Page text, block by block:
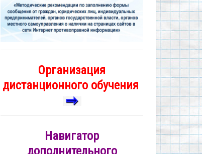
Организация
дистанционного обучения
Навигатор
дополнительного